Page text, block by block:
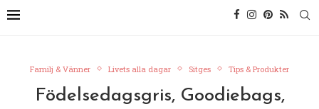
Familj & Vänner Livets alla dagar Sitges Tips & Produkter
Födelsedagsgris, Goodiebags,